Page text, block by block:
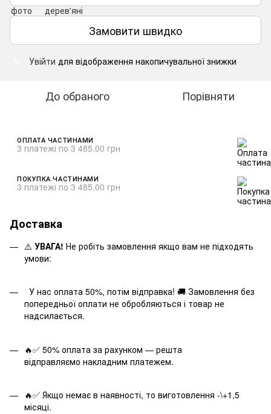
Замовити швидко
Увійти для відображення накопичувальної знижки
До обраного Порівняти
ОПЛАТА ЧАСТИНАМИ
3 платежі по 3 485.00 грн
ПОКУПКА ЧАСТИНАМИ
3 платежі по 3 485.00 грн
Доставка
⚠️ УВАГА! Не робіть замовлення якщо вам не підходять
умови:
У нас оплата 50%, потім відправка! 🚚 Замовлення без
попередньої оплати не обробляються і товар не
надсилається.
🔥✅ 50% оплата за рахунком — решта
відправляємо накладним платежем.
🔥✅ Якщо немає в наявності, то виготовлення -\+1,5
місяці.